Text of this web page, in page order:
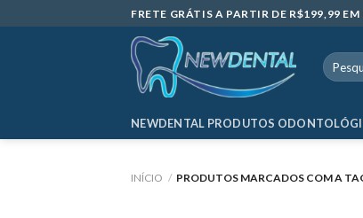
to
FRETE GRÁTIS A PARTIR DE R$199,99
por:
NEWDENTAL PRODUTOS
INÍCIO / PRODUTOS MARCADOS COM A